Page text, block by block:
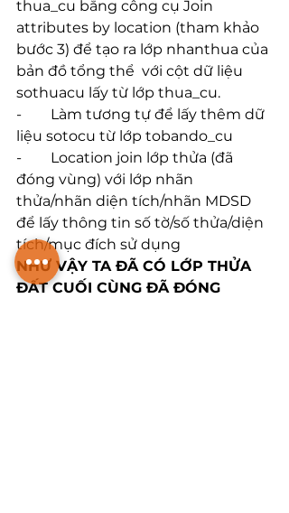
thua_cu bằng công cụ Join
attributes by location (tham khảo
bước 3) để tạo ra lớp nhanthua của
bản đồ tổng thể  với cột dữ liệu
sothuacu lấy từ lớp thua_cu.
-        Làm tương tự để lấy thêm dữ
liệu sotocu từ lớp tobando_cu
-        Location join lớp thửa (đã
đóng vùng) với lớp nhãn
thửa/nhãn diện tích/nhãn MDSD
để lấy thông tin số tờ/số thửa/diện
tích/mục đích sử dụng
NHƯ VẬY TA ĐÃ CÓ LỚP THỬA
ĐẤT CUỐI CÙNG ĐÃ ĐÓNG